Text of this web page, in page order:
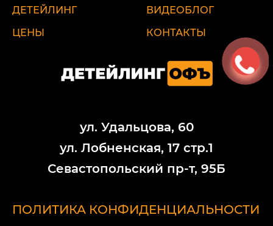
ДЕТЕЙЛИНГ
ЦЕНЫ
ВИДЕОБЛОГ
КОНТАКТЫ
ул. Удальцова, 60
ул. Лобненская, 17 стр.1
Севастопольский пр-т, 95Б
ПОЛИТИКА КОНФИДЕНЦИАЛЬНОСТИ